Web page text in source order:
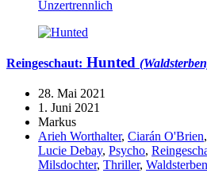
Unzertrennlich
Reingeschaut: Hunted
28. Mai 2021
1. Juni 2021
Markus
Arieh Worthalter, Ciarán O'Brien,
Lucie Debay, Psycho,
Milsdochter, Thriller, Waldsterben